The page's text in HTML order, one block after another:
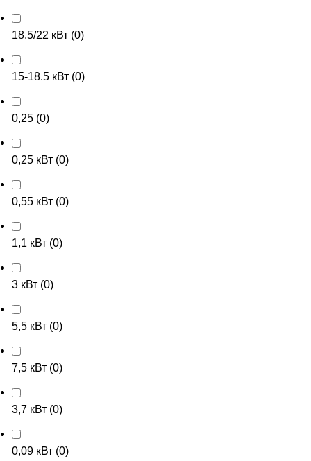
18.5/22 кВт (0)
15-18.5 кВт (0)
0,25 (0)
0,25 кВт (0)
0,55 кВт (0)
1,1 кВт (0)
3 кВт (0)
5,5 кВт (0)
7,5 кВт (0)
3,7 кВт (0)
0,09 кВт (0)